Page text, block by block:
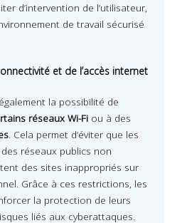
d’intervention de l’utilisateur,
de travail sécurisé
et de l’accès internet
la possibilité de
réseaux Wi-Fi ou à des
. Cela permet d’éviter que les
réseaux publics non
des sites inappropriés sur
Grâce à ces restrictions, les
la protection de leurs
liés aux cyberattaques.